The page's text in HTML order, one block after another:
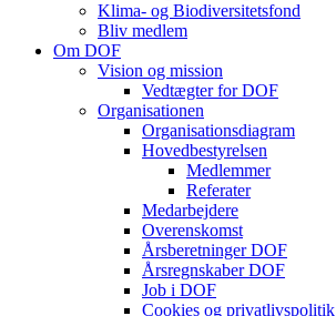
Klima- og Biodiversitetsfond
Bliv medlem
Om DOF
Vision og mission
Vedtægter for DOF
Organisationen
Organisationsdiagram
Hovedbestyrelsen
Medlemmer
Referater
Medarbejdere
Overenskomst
Årsberetninger DOF
Årsregnskaber DOF
Job i DOF
Cookies og privatlivspolitik